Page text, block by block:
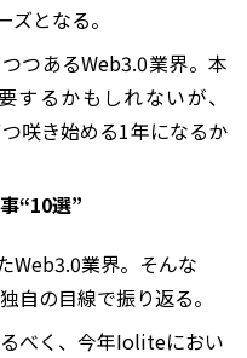
となる。
つあるWeb3.0業界。本
するかもしれないが、
咲き始める1年になるか
“10選”
Web3.0業界。そんな
自の目線で振り返る。
べく、今年Ioliteにおい